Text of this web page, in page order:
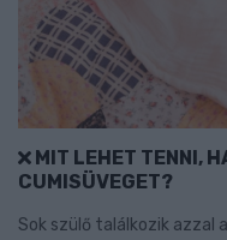
MIT LEHET TENNI,
CUMISÜVEGET?
Sok szülő találkozik azzal